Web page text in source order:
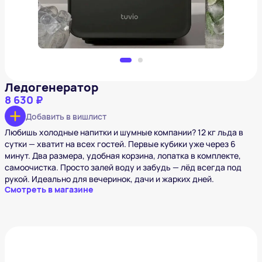
Ледогенератор
8 630 ₽
Добавить в вишлист
Любишь холодные напитки и шумные компании? 12 кг льда в
сутки — хватит на всех гостей. Первые кубики уже через 6
минут. Два размера, удобная корзина, лопатка в комплекте,
самоочистка. Просто залей воду и забудь — лёд всегда под
рукой. Идеально для вечеринок, дачи и жарких дней.
Смотреть в магазине